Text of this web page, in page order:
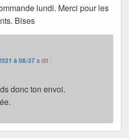
lundi. Merci pour les
Bises
à 08:37a dit :
donc ton envoi.